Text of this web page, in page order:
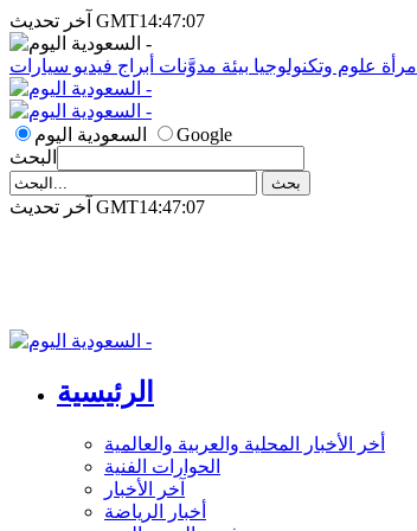
آخر تحديث GMT14:47:07
مرأة علوم وتكنولوجيا بيئة مدوَّنات أبراج فيديو سيارات
السعودية اليوم
Google
البحث
آخر تحديث GMT14:47:07
الرئيسية
أخر الأخبار المحلية والعربية والعالمية
الحوارات الفنية
آخر الأخبار
أخبار الرياضة